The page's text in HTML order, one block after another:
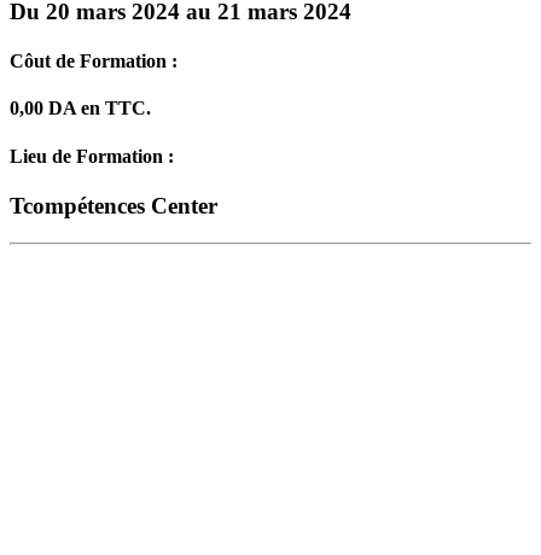
Du 20 mars 2024 au 21 mars 2024
Côut de Formation :
0,00 DA en TTC.
Lieu de Formation :
Tcompétences Center